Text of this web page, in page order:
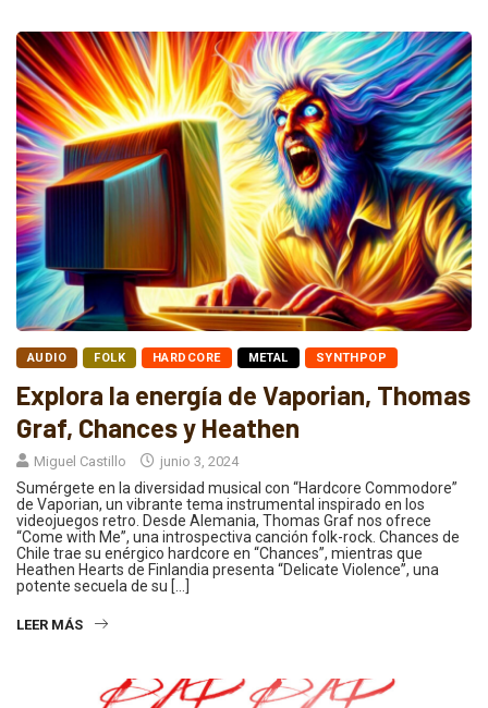
AUDIO FOLK HARDCORE METAL SYNTHPOP
Explora la energía de Vaporian, Thomas
Graf, Chances y Heathen
Miguel Castillo junio 3, 2024
Sumérgete en la diversidad musical con “Hardcore Commodore”
de Vaporian, un vibrante tema instrumental inspirado en los
videojuegos retro. Desde Alemania, Thomas Graf nos ofrece
“Come with Me”, una introspectiva canción folk-rock. Chances de
Chile trae su enérgico hardcore en “Chances”, mientras que
Heathen Hearts de Finlandia presenta “Delicate Violence”, una
potente secuela de su […]
LEER MÁS